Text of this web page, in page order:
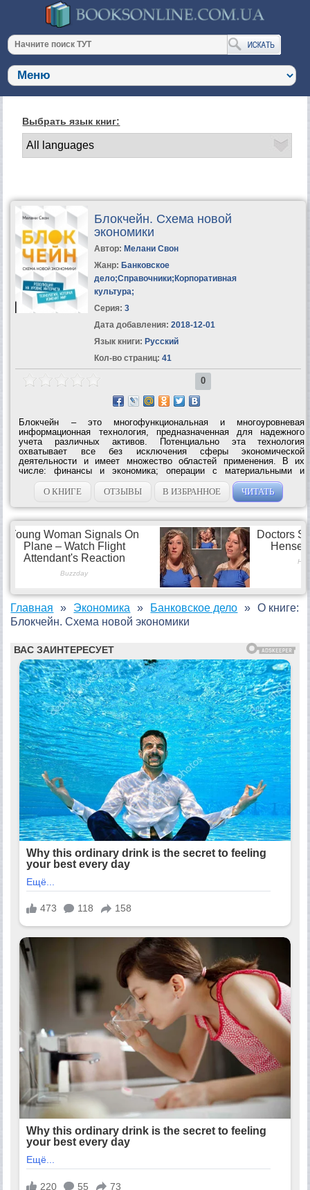
Выбрать язык книг:
Блокчейн. Схема новой
экономики
Автор: Мелани Свон
Жанр: Банковское
дело;Справочники; Корпоративная
культура;
Серия: 3
Дата добавления: 2018-12-01
Язык книги: Русский
Кол-во страниц: 41
0
Блокчейн – это многофункциональная и многоуровневая
информационная технология, предназначенная для надежного
учета различных активов. Потенциально эта технология
охватывает все без исключения сферы экономической
деятельности и имеет множество областей применения. В их
числе: финансы и экономика; операции с материальными и
нематериальными активами, учет в государственных и частных
организациях и организациях смешанного...
О КНИГЕ ОТЗЫВЫ В ИЗБРАННОЕ ЧИТАТЬ
Главная Экономика Банковское дело
О книге:
Блокчейн. Схема новой экономики